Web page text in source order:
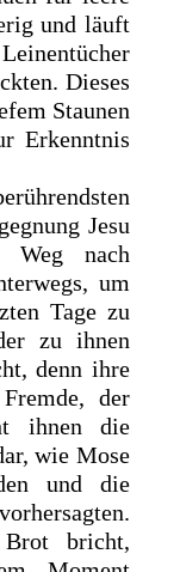
und läuft
Dieses
Staunen
Erkenntnis
Jesu
nach
um
Tage zu
zu ihnen
denn ihre
der
ihnen die
wie Mose
und die
bricht,